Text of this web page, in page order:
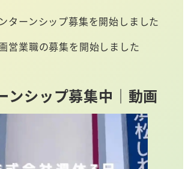
ターンシップ募集を開始しました
営業職の募集を開始しました
シップ募集中｜動画